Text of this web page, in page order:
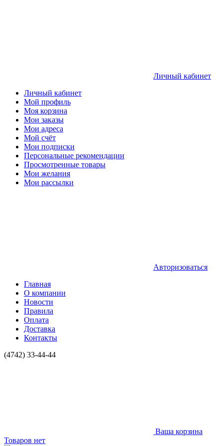
Личный кабинет
Личный кабинет
Мой профиль
Моя корзина
Мои заказы
Мои адреса
Мой счёт
Мои подписки
Персональные рекомендации
Просмотренные товары
Мои желания
Мои рассылки
Авторизоваться
Главная
О компании
Новости
Правила
Оплата
Доставка
Контакты
(4742) 33-44-44
Ваша корзина
Товаров нет